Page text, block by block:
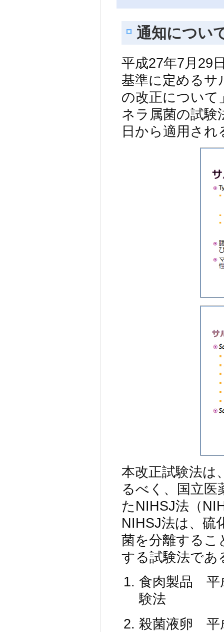
通知につい
平成27年7月29
基準に定めるサ
の改正について
ネラ属菌の試験
日から適用され
本改正試験法は
るべく、国立医
たNIHSJ法（
NIHSJ法は、硫
菌を分離するこ
する試験法であ
食肉製品 平
験法
殺菌液卵 平